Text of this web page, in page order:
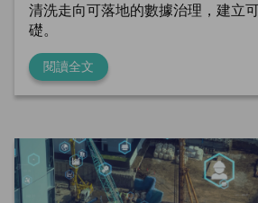
清洗走向可落地的數據治理，建立
礎。
閱讀全文